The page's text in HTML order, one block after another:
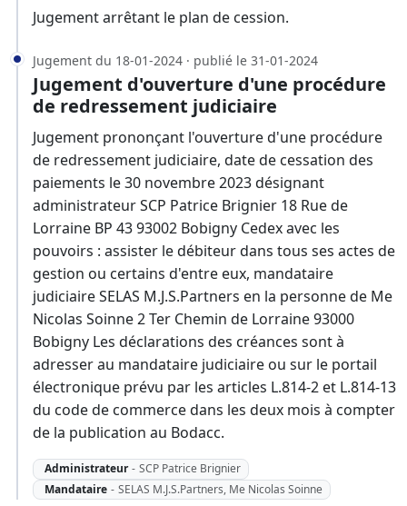
Jugement arrêtant le plan de cession.
Jugement du 18-01-2024 · publié le 31-01-2024
Jugement d'ouverture d'une procédure
de redressement judiciaire
Jugement prononçant l'ouverture d'une procédure
de redressement judiciaire, date de cessation des
paiements le 30 novembre 2023 désignant
administrateur SCP Patrice Brignier 18 Rue de
Lorraine BP 43 93002 Bobigny Cedex avec les
pouvoirs : assister le débiteur dans tous ses actes de
gestion ou certains d'entre eux, mandataire
judiciaire SELAS M.J.S.Partners en la personne de Me
Nicolas Soinne 2 Ter Chemin de Lorraine 93000
Bobigny Les déclarations des créances sont à
adresser au mandataire judiciaire ou sur le portail
électronique prévu par les articles L.814-2 et L.814-13
du code de commerce dans les deux mois à compter
de la publication au Bodacc.
Administrateur - SCP Patrice Brignier
Mandataire - SELAS M.J.S.Partners, Me Nicolas Soinne